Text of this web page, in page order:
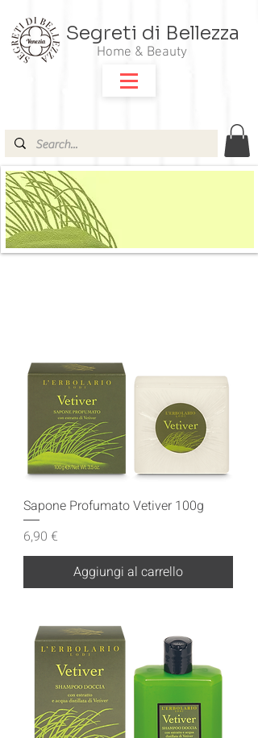
Segreti di Bellezza
Home & Beauty
Sapone Profumato Vetiver 100g
Prezzo
6,90 €
Aggiungi al carrello